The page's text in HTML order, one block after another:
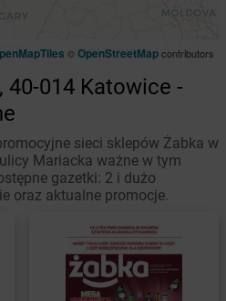
©OpenStreetMapcontributors
40-014 Katowice -
sieci sklepów Żabka w
Mariacka ważne w tym
gazetki: 2 i dużo
oraz aktualne promocje.